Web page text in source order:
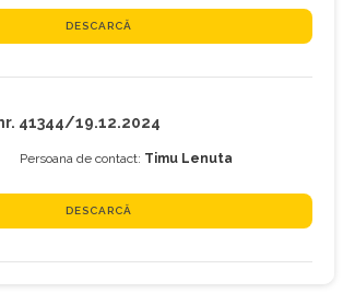
DESCARCĂ
41344/19.12.2024
Persoana de contact: Timu Lenuta
DESCARCĂ